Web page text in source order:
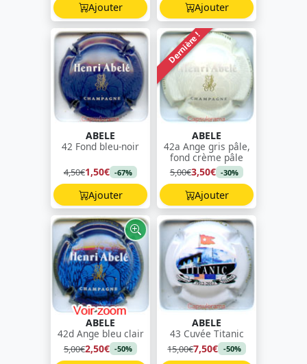
Ajouter Ajouter
ABELE
42 Fond bleu-noir
4,50€1,50€ -67%
Ajouter
Dernière !
ABELE
42a Ange gris pâle,
fond crème pâle
5,00€3,50€ -30%
Ajouter
ABELE
42d Ange bleu clair
5,00€2,50€ -50%
ABELE
43 Cuvée Titanic
15,00€7,50€ -50%